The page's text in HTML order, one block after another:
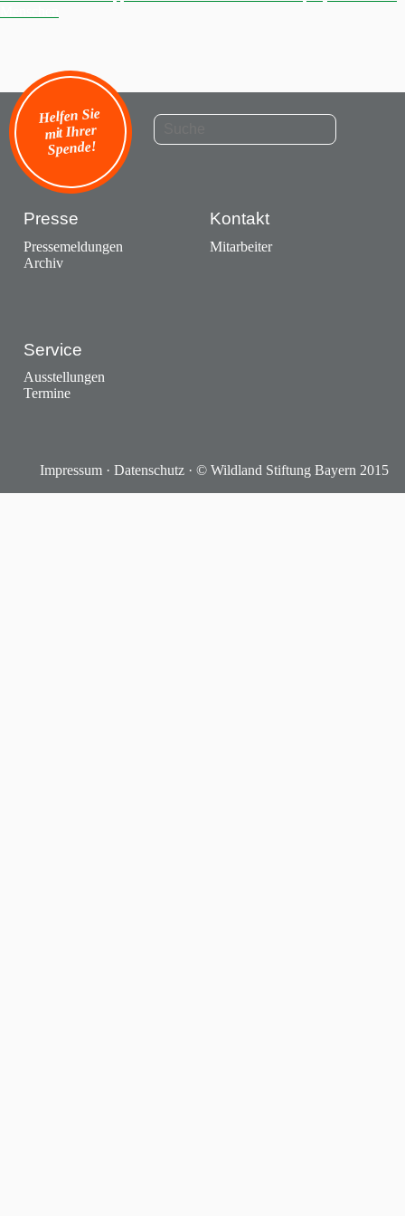
Helfen Sie
mit Ihrer
Spende!
Presse
Pressemeldungen
Archiv
Kontakt
Mitarbeiter
Service
Ausstellungen
Termine
Impressum ·Datenschutz · © Wildland Stiftung Bayern 2015